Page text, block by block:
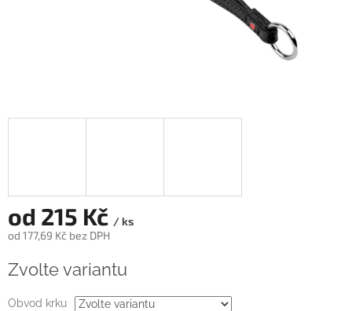
od 215 Kč / ks
od 177,69 Kč bez DPH
cena:
Zvolte variantu
Obvod krku